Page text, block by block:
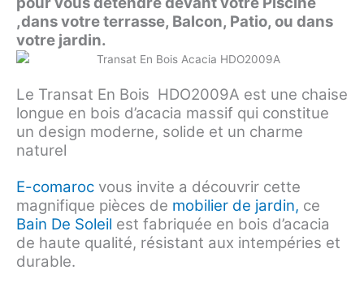
,dans votre terrasse, Balcon, Patio, ou dans
votre jardin.
Le Transat En Bois HDO2009A est une chaise
longue en bois d’acacia massif qui constitue
un design moderne, solide et un charme
naturel
E-comaroc vous invite a découvrir cette
magnifique pièces de mobilier de jardin, ce
Bain De Soleil est fabriquée en bois d’acacia
de haute qualité, résistant aux intempéries et
durable.